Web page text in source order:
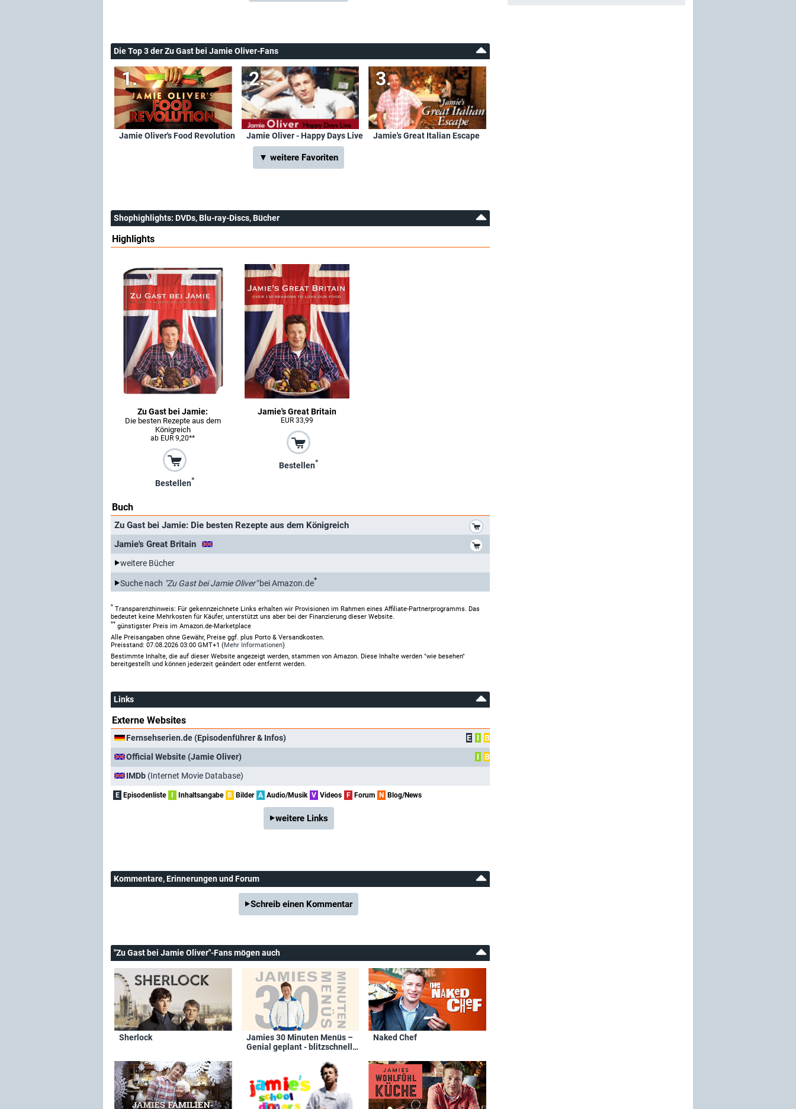
Die Top 3 der Zu Gast bei Jamie Oliver-Fans
Jamie Oliver's Food Revolution Jamie Oliver - Happy Days Live Jamie's Great Italian Escape
▼ weitere Favoriten
Shophighlights: DVDs, Blu-ray-Discs, Bücher
Highlights
Zu Gast bei Jamie:
Die besten Rezepte aus dem
Königreich
ab EUR 9,20**
Bestellen*
Jamie's Great Britain
EUR 33,99
Bestellen*
Buch
Zu Gast bei Jamie: Die besten Rezepte aus dem Königreich
Jamie's Great Britain
weitere Bücher
Suche nach "Zu Gast bei Jamie Oliver"bei Amazon.de*
* Transparenzhinweis: Für gekennzeichnete Links erhalten wir Provisionen im Rahmen eines Affiliate-Partnerprogramms. Das
bedeutet keine Mehrkosten für Käufer, unterstützt uns aber bei der Finanzierung dieser Website.
** günstigster Preis im Amazon.de-Marketplace
Alle Preisangaben ohne Gewähr, Preise ggf. plus Porto & Versandkosten.
Preisstand: 07.08.2026 03:00 GMT+1 (Mehr Informationen)
Bestimmte Inhalte, die auf dieser Website angezeigt werden, stammen von Amazon. Diese Inhalte werden "wie besehen"
bereitgestellt und können jederzeit geändert oder entfernt werden.
Links
Externe Websites
Fernsehserien.de (Episodenführer & Infos) E I
B
Official Website (Jamie Oliver)
I
B
IMDb (Internet Movie Database)
E Episodenliste I Inhaltsangabe B Bilder A Audio/Musik V Videos F Forum N Blog/News
weitere Links
Kommentare, Erinnerungen und Forum
Schreib einen Kommentar
"Zu Gast bei Jamie Oliver"-Fans mögen auch
Sherlock
Jamies 30 Minuten Menüs –
Genial geplant - blitzschnell
Naked Chef